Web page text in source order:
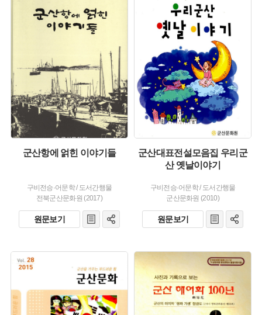
군산항에 얽힌 이야기들
구비전승·어문학/ 도서간행물
전북군산문화원 (2017)
원문보기
주제 :
생산 :
군산대표전설모음집 우리군
산 옛날이야기
구비전승·어문학/ 도서간행물
군산문화원 (2010)
원문보기
주제 :
유형 :
발행 :
발행 :